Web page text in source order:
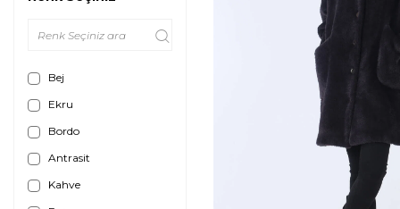
Bej
Ekru
Bordo
Antrasit
Kahve